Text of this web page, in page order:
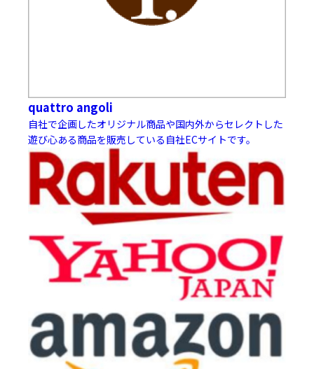
quattro angoli
自社で企画したオリジナル商品や国内外からセレクトした
遊び心ある商品を販売している自社ECサイトです。